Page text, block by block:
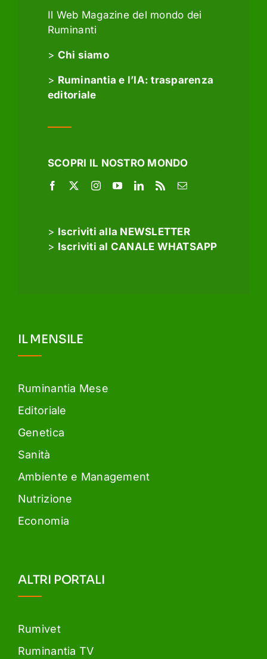
Il Web Magazine del mondo dei
Ruminanti
> Chi siamo
> Ruminantia e l’IA: trasparenza
editoriale
SCOPRI IL NOSTRO MONDO
> Iscriviti alla NEWSLETTER
> Iscriviti al CANALE WHATSAPP
IL MENSILE
Ruminantia Mese
Editoriale
Genetica
Sanità
Ambiente e Management
Nutrizione
Economia
ALTRI PORTALI
Rumivet
Ruminantia TV